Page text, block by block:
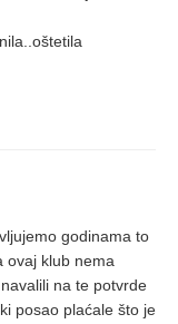
godinama to
ovaj klub nema
na te potvrde
posao plaćale što je